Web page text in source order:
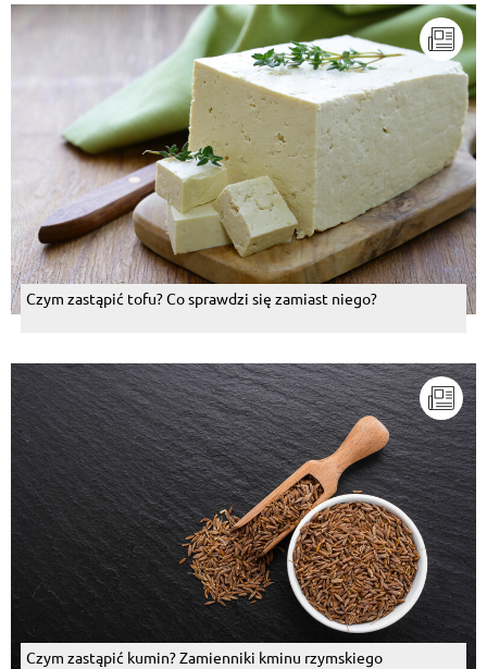
Czym zastąpić tofu? Co sprawdzi się zamiast niego?
Czym zastąpić kumin? Zamienniki kminu rzymskiego